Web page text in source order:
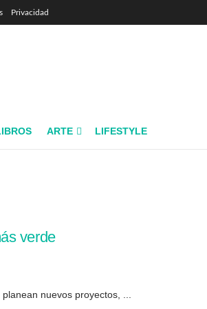
Privacidad
ARTE LIFESTYLE
verde
nuevos proyectos, ...